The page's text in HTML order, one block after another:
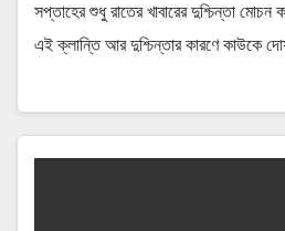
সপ্তাহের শুধু রাতের খাবারের দুশ্চিন্তা
এই ক্লান্তি আর দুশ্চিন্তার কারণে কাউকে